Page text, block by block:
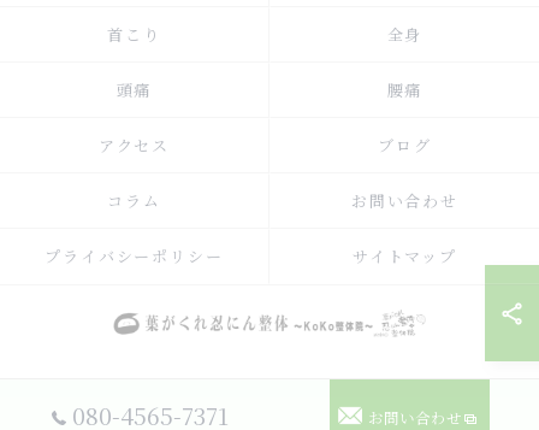
080-4565-7371 お問い合わせ
首こり 全身
頭痛 腰痛
アクセス ブログ
コラム お問い合わせ
プライバシーポリシー サイトマップ
© 2026 兵庫県神戸駅周辺の整体なら葉がくれ忍にん整体KoKo整体院 ALL